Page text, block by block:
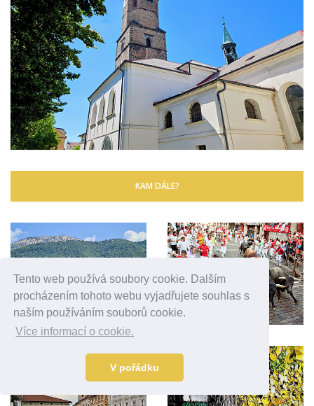
Tento web používá soubory cookie. Dalším
procházením tohoto webu vyjadřujete souhlas s
naším používáním souborů cookie.
Více informací o cookie.
V pořádku
KAM DÁLE?